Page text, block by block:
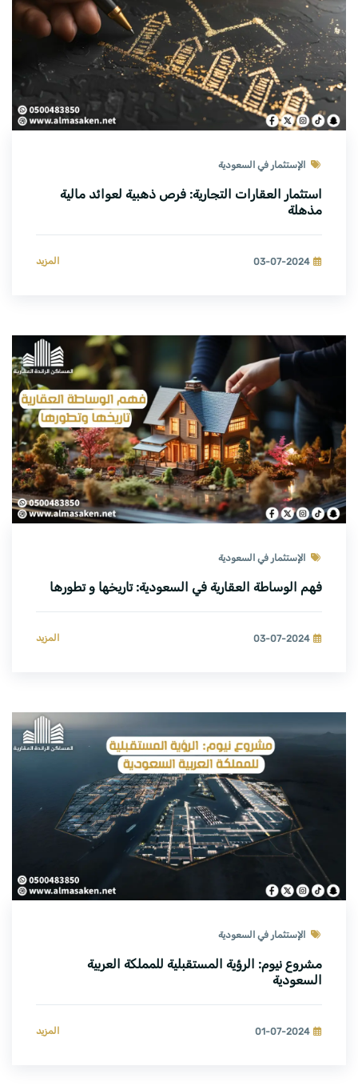
الإستثمار في السعودية
استثمار العقارات التجارية: فرص ذهبية لعوائد مالية
مذهلة
03-07-2024 المزيد
الإستثمار في السعودية
فهم الوساطة العقارية في السعودية: تاريخها و تطورها
03-07-2024 المزيد
الإستثمار في السعودية
مشروع نيوم: الرؤية المستقبلية للمملكة العربية
السعودية
01-07-2024 المزيد